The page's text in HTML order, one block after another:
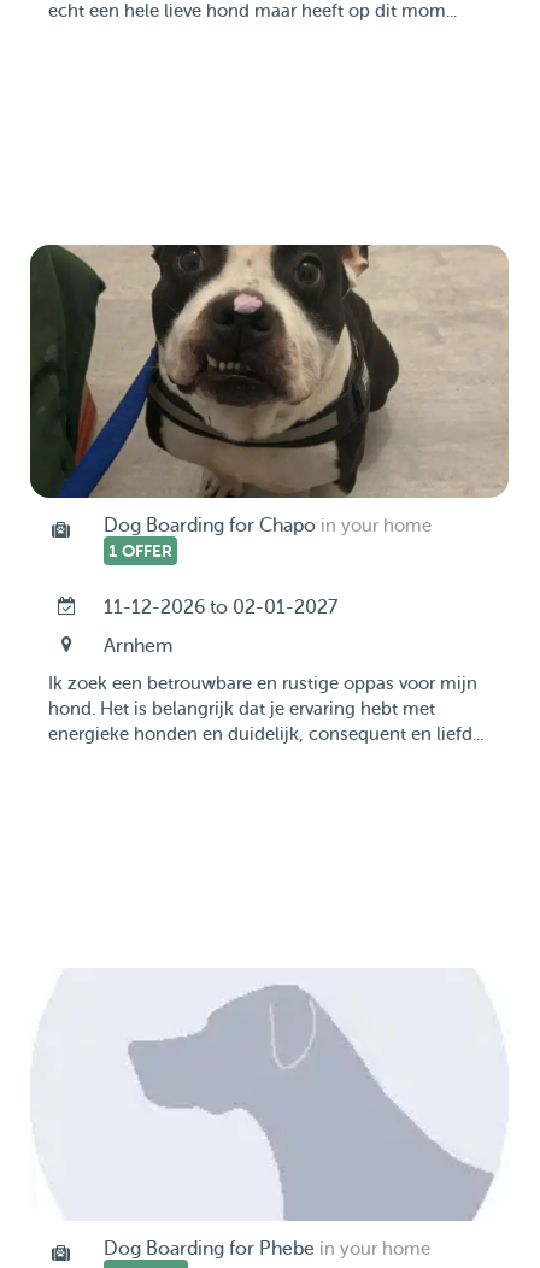
echt een hele lieve hond maar heeft op dit mom...
Dog Boarding for Chapo in your home
1 OFFER
11-12-2026 to 02-01-2027
Arnhem
Ik zoek een betrouwbare en rustige oppas voor mijn
hond. Het is belangrijk dat je ervaring hebt met
energieke honden en duidelijk, consequent en liefd...
Dog Boarding for Phebe in your home